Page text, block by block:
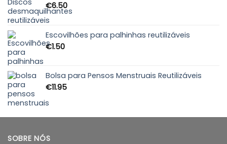
€6.50
Escovilhões para palhinhas reutilizáveis
€1.50
Bolsa para Pensos Menstruais Reutilizáveis
€11.95
SOBRE NÓS